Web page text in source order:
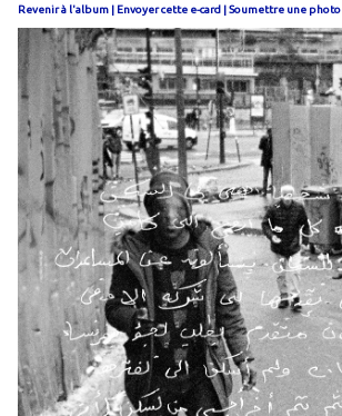
Revenir à l'album | Envoyer cette e-card |Soumettre une photo